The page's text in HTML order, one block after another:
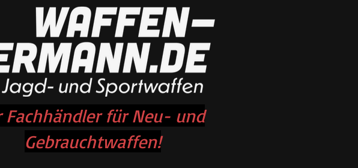
Fachhändler für Neu- und
Gebrauchtwaffen!